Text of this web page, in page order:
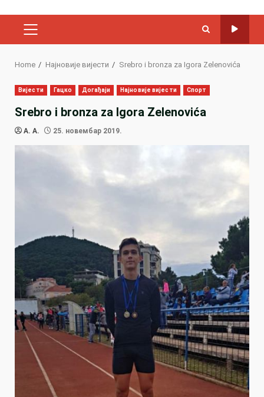
PRIMARY
Home Најновије вијести Srebro i bronza za Igora Zelenovića
Вијести Гацко Догађаји Најновије вијести Спорт
Srebro i bronza za Igora Zelenovića
A. A. 25. новембар 2019.